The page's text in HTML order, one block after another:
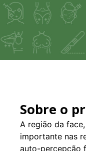
Sobre o
A região da
importante nas
auto-percepção